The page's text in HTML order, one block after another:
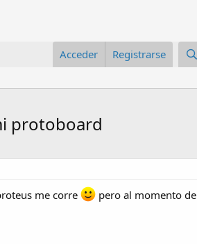
Acceder Registrarse
protoboard
me corre
pero al momento de